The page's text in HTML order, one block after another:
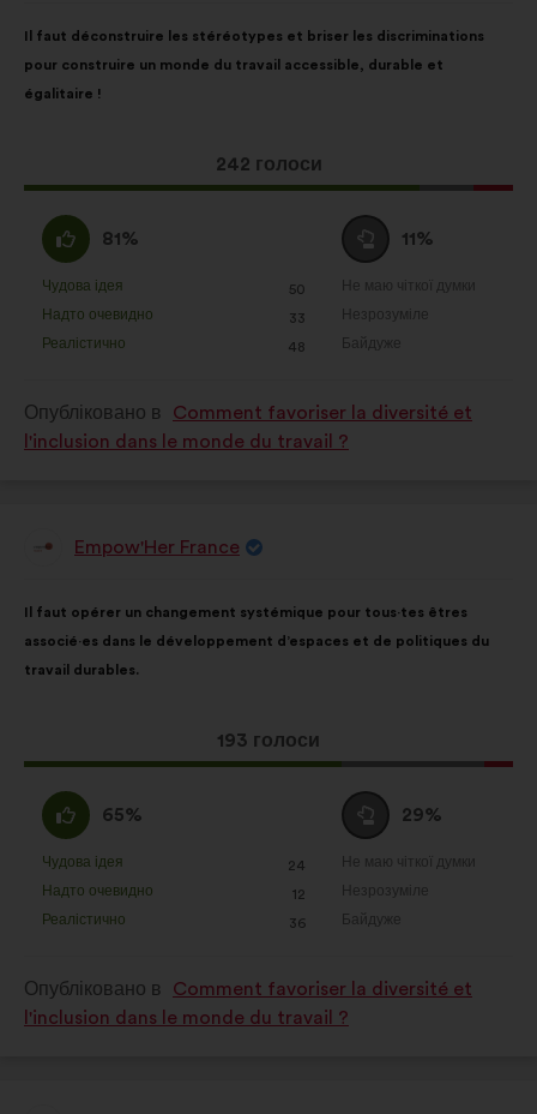
пропозиції:
Il faut déconstruire les stéréotypes et briser les discriminations
pour construire un monde du travail accessible, durable et
égalitaire !
Ця
пропозиція
242 голоси
розподілом:
За
:
81%
Чудова ідея
: 50
разів
Надто очевидно
: 33
разів
Реалістично
: 48
разів
Утримуюся
:
11%
Не маю чіткої думки
:разів
Незрозуміле
:разів
Байдуже
:разів
Опубліковано в
Comment favoriser la diversité et
l'inclusion dans le monde du travail ?
ПропозиціяEmpow'Her France
пропозиції:
Il faut opérer un changement systémique pour tous·tes êtres
associé·es dans le développement d’espaces et de politiques du
travail durables.
Ця
пропозиція
193 голоси
розподілом:
За
:
65%
Чудова ідея
: 24
разів
Надто очевидно
: 12
разів
Реалістично
: 36
разів
Утримуюся
:
29%
Не маю чіткої думки
:разів
Незрозуміле
:разів
Байдуже
:разів
Опубліковано в
Comment favoriser la diversité et
l'inclusion dans le monde du travail ?